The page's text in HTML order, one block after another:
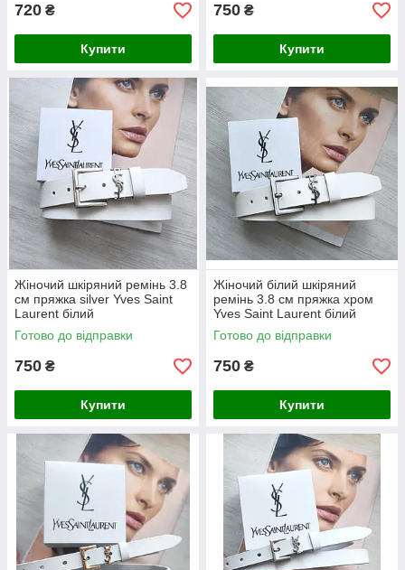
720 ₴
Купити
750 ₴
Купити
Жіночий шкіряний ремінь 3.8
см пряжка silver Yves Saint
Laurent білий
Готово до відправки
750 ₴
Купити
Жіночий білий шкіряний
ремінь 3.8 см пряжка хром
Yves Saint Laurent білий
Готово до відправки
750 ₴
Купити